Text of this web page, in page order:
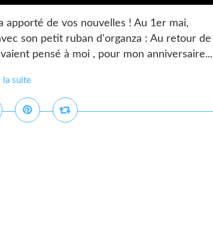
apporté de vos nouvelles ! Au 1er mai,
son petit ruban d'organza : Au retour de
pensé à moi , pour mon anniversaire...
la suite